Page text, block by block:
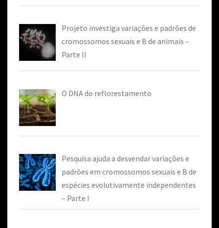
Projeto investiga variações e padrões de
cromossomos sexuais e B de animais –
Parte II
O DNA do reflorestamento
Pesquisa ajuda a desvendar variações e
padrões em cromossomos sexuais e B de
espécies evolutivamente independentes
– Parte I